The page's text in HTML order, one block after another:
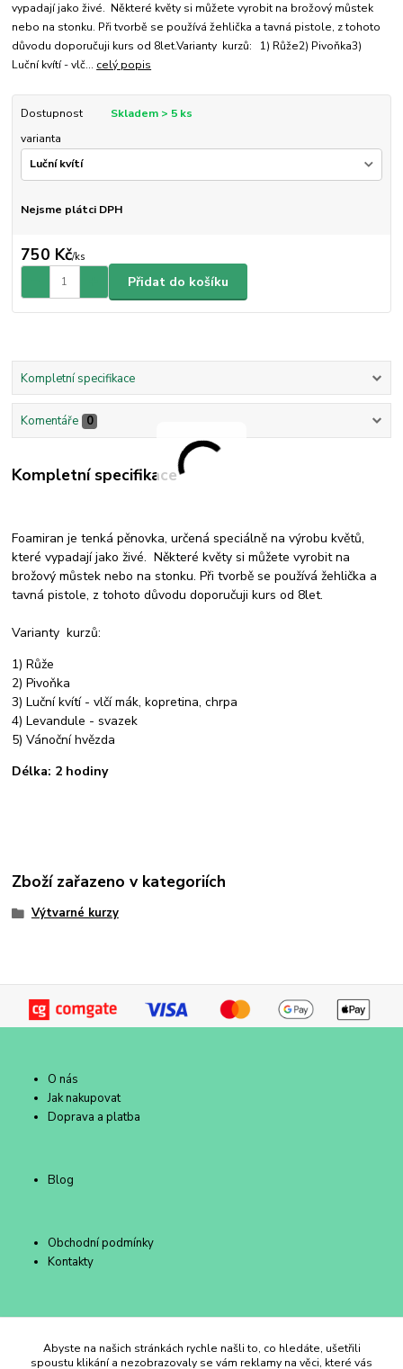
vypadají jako živé. Některé květy si můžete vyrobit na brožový můstek
nebo na stonku. Při tvorbě se používá žehlička a tavná pistole, z tohoto
důvodu doporučuji kurs od 8let.Varianty kurzů: 1) Růže2) Pivoňka3)
Luční kvítí - vlč... celý popis
Dostupnost
Skladem > 5 ks
varianta
Nejsme plátci DPH
750 Kč/ks
Přidat do košíku
Kompletní specifikace
Komentáře 0
Kompletní specifikace
Foamiran je tenká pěnovka, určená speciálně na výrobu květů,
které vypadají jako živé. Některé květy si můžete vyrobit na
brožový můstek nebo na stonku. Při tvorbě se používá žehlička a
tavná pistole, z tohoto důvodu doporučuji kurs od 8let.
Varianty kurzů:
1) Růže
2) Pivoňka
3) Luční kvítí - vlčí mák, kopretina, chrpa
4) Levandule - svazek
5) Vánoční hvězda
Délka: 2 hodiny
Zboží zařazeno v kategoriích
Výtvarné kurzy
O nás
Jak nakupovat
Doprava a platba
Blog
Obchodní podmínky
Kontakty
Duhový Ateliér Kroměříž
Abyste na našich stránkách rychle našli to, co hledáte, ušetřili
spoustu klikání a nezobrazovaly se vám reklamy na věci, které vás